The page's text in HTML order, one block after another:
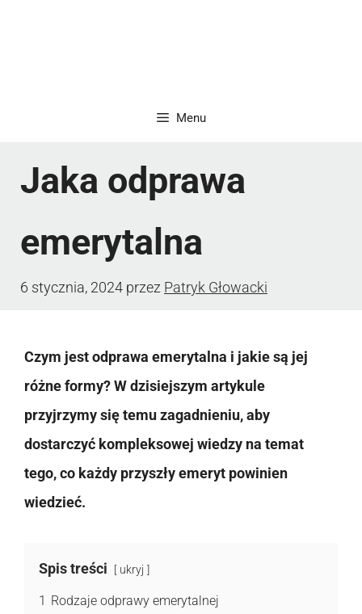
Menu
Jaka odprawa
emerytalna
6 stycznia, 2024 przez Patryk Głowacki
Czym jest odprawa emerytalna i jakie są jej
różne formy? W dzisiejszym artykule
przyjrzymy się temu zagadnieniu, aby
dostarczyć kompleksowej wiedzy na temat
tego, co każdy przyszły emeryt powinien
wiedzieć.
Spis treści ukryj
1 Rodzaje odprawy emerytalnej